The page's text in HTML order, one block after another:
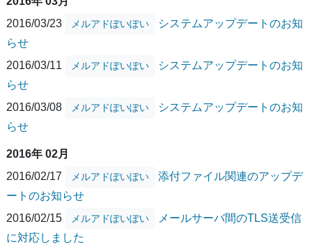
2016/03/23
メルアドぽいぽい
システムアップデートのお知
らせ
2016/03/11
メルアドぽいぽい
システムアップデートのお知
らせ
2016/03/08
メルアドぽいぽい
システムアップデートのお知
らせ
2016年 02月
2016/02/17
メルアドぽいぽい
添付ファイル関連のアップデ
ートのお知らせ
2016/02/15
メルアドぽいぽい
メールサーバ間のTLS送受信
に対応しました